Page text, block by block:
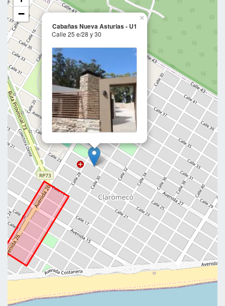
Cabañas Nueva Asturias - U1
Calle 25 e/28 y 30
×
−